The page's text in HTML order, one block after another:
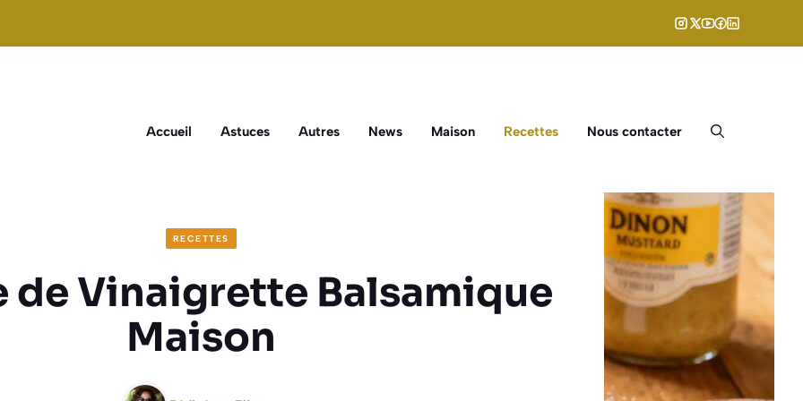
Accueil Astuces Autres News Maison Recettes Nous contacter
RECETTES
de Vinaigrette Balsamique
Maison